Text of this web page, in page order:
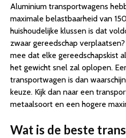
Aluminium transportwagens
maximale belastbaarheid van
huishoudelijke klussen is dat
zwaar gereedschap
mee dat elke gereedschapskist
het gewicht snel zal oplopen.
transportwagen is dan
keuze. Kijk dan naar een
metaalsoort en een hogere
Wat is de beste